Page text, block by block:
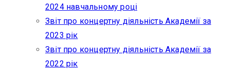
2024 навчальному році
Звіт про концертну діяльність Академії за
2023 рік
Звіт про концертну діяльність Академії за
2022 рік